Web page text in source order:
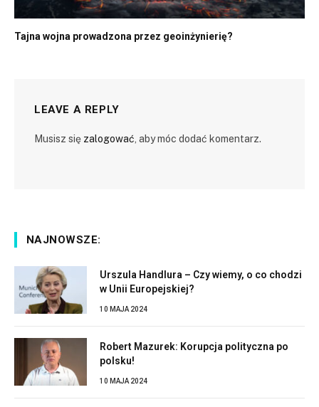
Tajna wojna prowadzona przez geoinżynierię?
LEAVE A REPLY
Musisz się zalogować , aby móc dodać komentarz.
NAJNOWSZE:
Urszula Handlura – Czy wiemy, o co chodzi
w Unii Europejskiej?
10 MAJA 2024
Robert Mazurek: Korupcja polityczna po
polsku!
10 MAJA 2024